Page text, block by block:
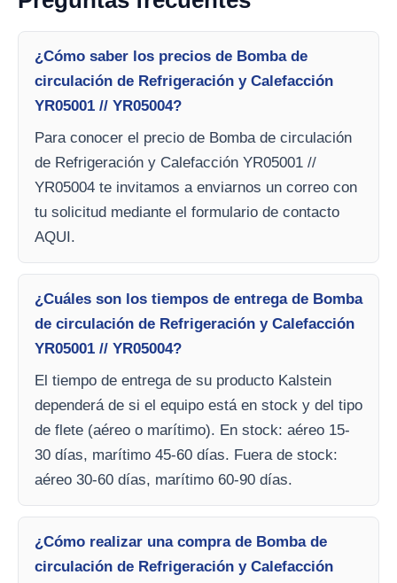
¿Cómo saber los precios de Bomba de
circulación de Refrigeración y Calefacción
YR05001 // YR05004?
Para conocer el precio de Bomba de circulación
de Refrigeración y Calefacción YR05001 //
YR05004 te invitamos a enviarnos un correo con
tu solicitud mediante el formulario de contacto
AQUI.
¿Cuáles son los tiempos de entrega de Bomba
de circulación de Refrigeración y Calefacción
YR05001 // YR05004?
El tiempo de entrega de su producto Kalstein
dependerá de si el equipo está en stock y del tipo
de flete (aéreo o marítimo). En stock: aéreo 15-
30 días, marítimo 45-60 días. Fuera de stock:
aéreo 30-60 días, marítimo 60-90 días.
¿Cómo realizar una compra de Bomba de
circulación de Refrigeración y Calefacción